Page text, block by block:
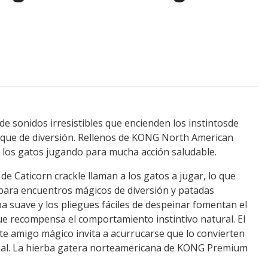
de sonidos irresistibles que encienden los instintosde
de diversión. Rellenos de KONG North American
gatos jugando para mucha acción saludable.
Caticorn crackle llaman a los gatos a jugar, lo que
encuentros mágicos de diversión y patadas
suave y los pliegues fáciles de despeinar fomentan el
recompensa el comportamiento instintivo natural. El
amigo mágico invita a acurrucarse que lo convierten
La hierba gatera norteamericana de KONG Premium